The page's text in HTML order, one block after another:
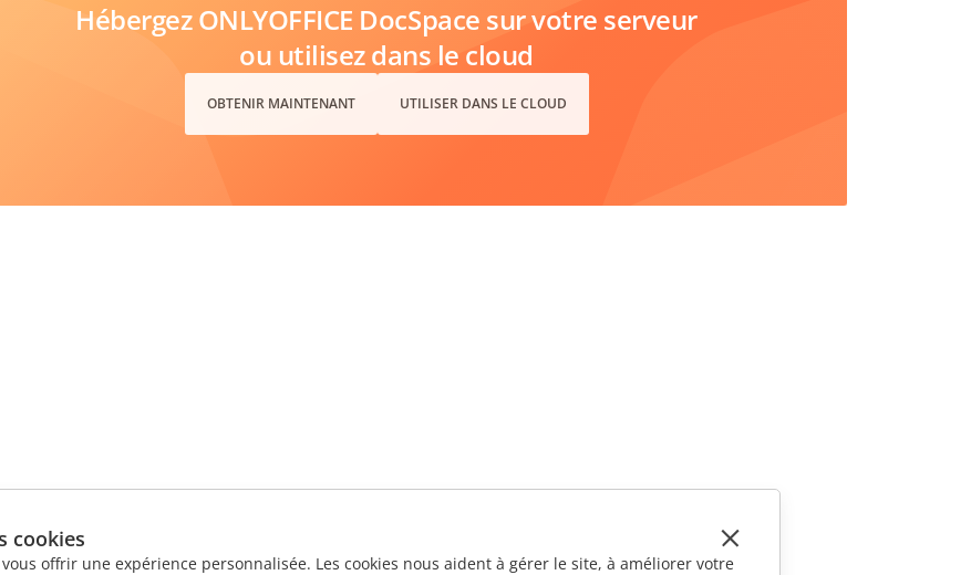
Hébergez ONLYOFFICE DocSpace sur votre serveur
ou utilisez dans le cloud
OBTENIR MAINTENANT UTILISER DANS LE CLOUD
cookies
offrir une expérience personnalisée. Les cookies nous aident à gérer le site, à améliorer votre